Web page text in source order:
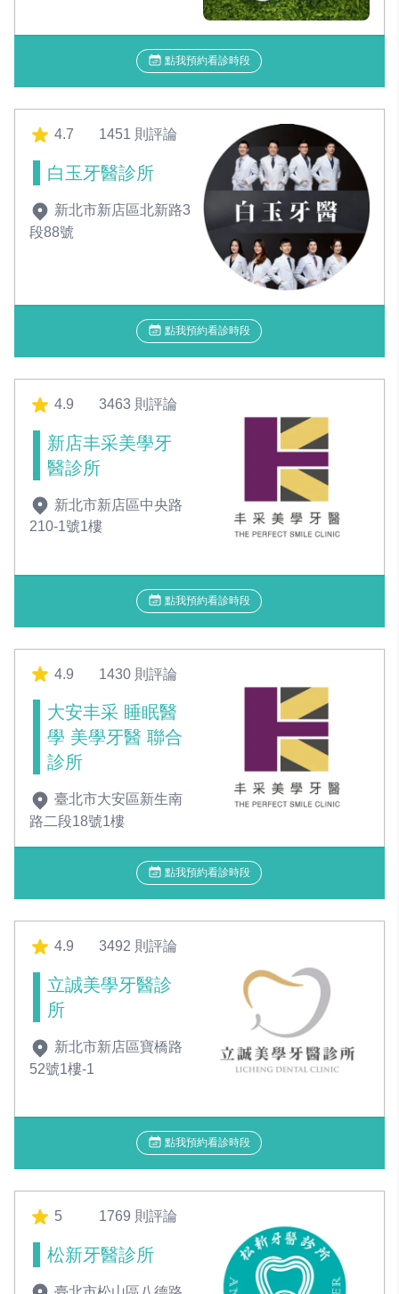
點我預約看診時段
4.7 1451 則評論
白玉牙醫診所
新北市新店區北新路3
段88號
點我預約看診時段
4.9 3463 則評論
新店丰采美學牙
醫診所
新北市新店區中央路
210-1號1樓
點我預約看診時段
4.9 1430 則評論
大安丰采 睡眠醫
學 美學牙醫 聯合
診所
臺北市大安區新生南
路二段18號1樓
點我預約看診時段
4.9 3492 則評論
立誠美學牙醫診
所
新北市新店區寶橋路
52號1樓-1
點我預約看診時段
5 1769 則評論
松新牙醫診所